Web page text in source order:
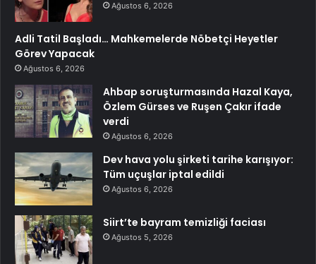
Ağustos 6, 2026
Adli Tatil Başladı… Mahkemelerde Nöbetçi Heyetler
Görev Yapacak
Ağustos 6, 2026
Ahbap soruşturmasında Hazal Kaya,
Özlem Gürses ve Ruşen Çakır ifade
verdi
Ağustos 6, 2026
Dev hava yolu şirketi tarihe karışıyor:
Tüm uçuşlar iptal edildi
Ağustos 6, 2026
Siirt’te bayram temizliği faciası
Ağustos 5, 2026